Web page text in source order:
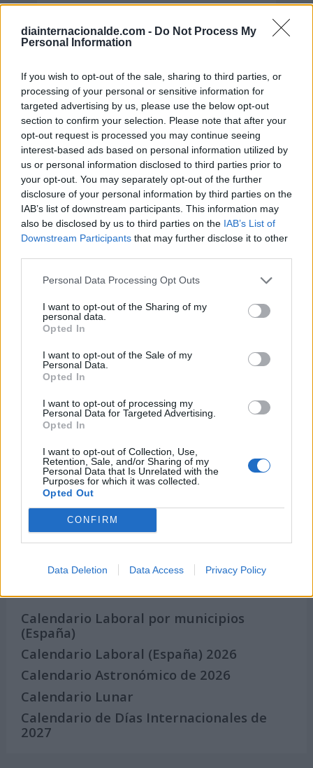
diainternacionalde.com - Do Not Process My
Personal Information
If you wish to opt-out of the sale, sharing to third parties, or
processing of your personal or sensitive information for
targeted advertising by us, please use the below opt-out
section to confirm your selection. Please note that after your
opt-out request is processed you may continue seeing
interest-based ads based on personal information utilized by
us or personal information disclosed to third parties prior to
your opt-out. You may separately opt-out of the further
disclosure of your personal information by third parties on the
IAB’s list of downstream participants. This information may
also be disclosed by us to third parties on the IAB’s List of
Downstream Participants that may further disclose it to other
Personal Data Processing Opt Outs
I want to opt-out of the Sharing of my
personal data.
Opted In
I want to opt-out of the Sale of my
Personal Data.
Opted In
I want to opt-out of processing my
Personal Data for Targeted Advertising.
Opted In
I want to opt-out of Collection, Use,
Retention, Sale, and/or Sharing of my
Personal Data that Is Unrelated with the
Purposes for which it was collected.
Opted Out
CONFIRM
Data Deletion Data Access Privacy Policy
Secciones destacadas
Noticias y actualidad sobre Días
Onomástica. Todos los santos
Años Internacionales
Qué se celebra el día de mi cumpleaños
Eventos internacionales de cultura
Los mejores canales de Youtube según
Crea una cuenta atrás para el evento que
quieras
¿Qué día crearías tu?
Calendarios
Calendario Laboral por municipios
(España)
Calendario Laboral (España) 2026
Calendario Astronómico de 2026
Calendario Lunar
Calendario de Días Internacionales de
2027